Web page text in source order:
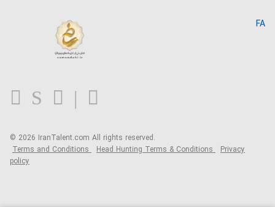
Blog
FA
© 2026 IranTalent.com All rights reserved.
Terms and Conditions Head Hunting Terms & Conditions Privacy
policy